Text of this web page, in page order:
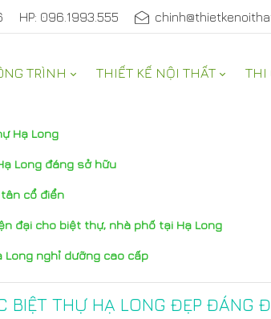
HP: 096.1993.555
TRÌNH THIẾT KẾ NỘI THẤT THI
Hạ Long
Long đáng sở hữu
cổ điển
đại cho biệt thự, nhà phố tại Hạ Long
nghỉ dưỡng cao cấp
BIỆT THỰ HẠ LONG ĐẸP ĐÁNG